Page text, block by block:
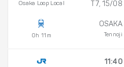
Osaka Loop Local
0h 11m
T7, 15/08
OSAKA
Tennoji
11:40